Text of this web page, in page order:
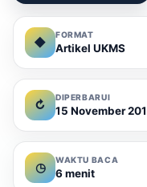
◆
FORMAT
Artikel UKMS
↻
DIPERBARUI
15 November
◷
WAKTU BACA
6 menit